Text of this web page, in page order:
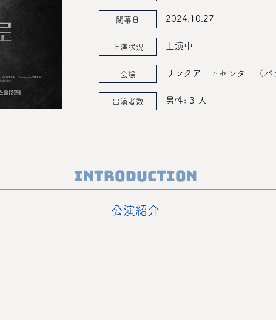
閉幕日 2024.10.27
上演状況 上演中
会場 リンクアートセンター（バ
出演者数 男性: 3 人
Introduction
公演紹介